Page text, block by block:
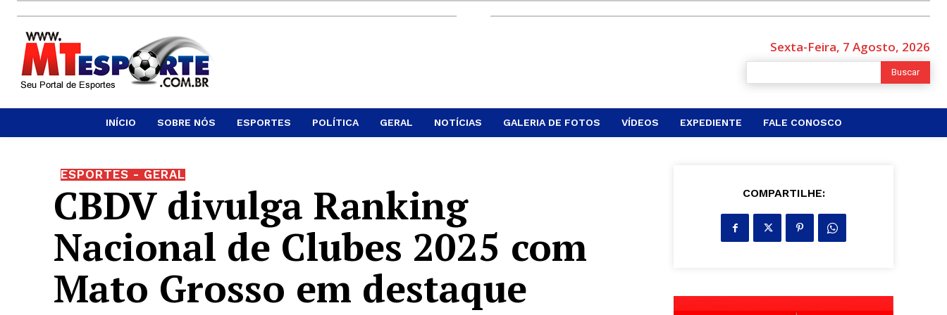
Sexta-Feira, 7 Agosto, 2026
Buscar
INÍCIO SOBRE NÓS ESPORTES POLÍTICA GERAL NOTÍCIAS GALERIA DE FOTOS VÍDEOS EXPEDIENTE FALE CONOSCO
ESPORTES - GERAL
CBDV divulga Ranking
Nacional de Clubes 2025 com
Mato Grosso em destaque
COMPARTILHE: